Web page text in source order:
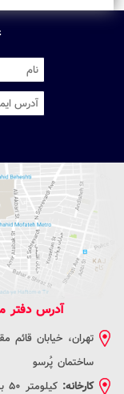
آدرس دفتر
ساختمان پُرسو
کارخانه: